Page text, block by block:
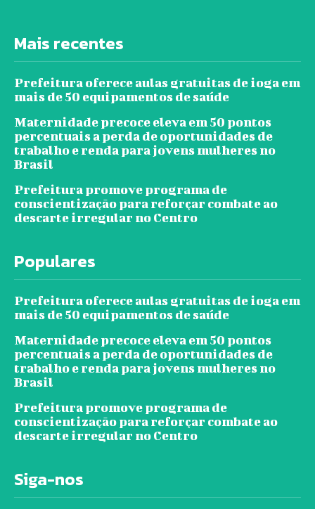
Mais recentes
Prefeitura oferece aulas gratuitas de ioga em
mais de 50 equipamentos de saúde
Maternidade precoce eleva em 50 pontos
percentuais a perda de oportunidades de
trabalho e renda para jovens mulheres no
Brasil
Prefeitura promove programa de
conscientização para reforçar combate ao
descarte irregular no Centro
Populares
Prefeitura oferece aulas gratuitas de ioga em
mais de 50 equipamentos de saúde
Maternidade precoce eleva em 50 pontos
percentuais a perda de oportunidades de
trabalho e renda para jovens mulheres no
Brasil
Prefeitura promove programa de
conscientização para reforçar combate ao
descarte irregular no Centro
Siga-nos